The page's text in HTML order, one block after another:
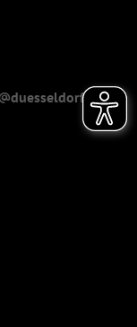
duesseldorf.de